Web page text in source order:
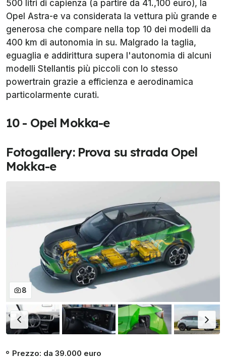
500 litri di capienza (a partire da 41.,100 euro), la
Opel Astra-e va considerata la vettura più grande e
generosa che compare nella top 10 dei modelli da
400 km di autonomia in su. Malgrado la taglia,
eguaglia e addirittura supera l'autonomia di alcuni
modelli Stellantis più piccoli con lo stesso
powertrain grazie a efficienza e aerodinamica
particolarmente curati.
10 - Opel Mokka-e
Fotogallery: Prova su strada Opel
Mokka-e
8
Prezzo: da 39.000 euro